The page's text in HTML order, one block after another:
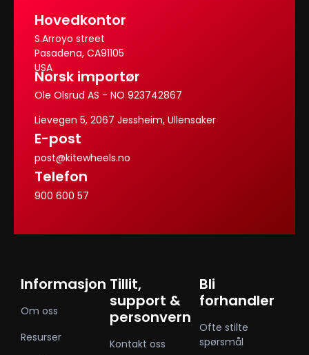
Hovedkontor
S.Arroyo street
Pasadena, CA91105
USA
Norsk importør
Ole Olsrud AS - NO 923742867
Lievegen 5, 2067 Jessheim, Ullensaker
E-post
post@kitewheels.no
Telefon
900 600 57
Informasjon
Om oss
Resurser
Tillit,
support &
personvern
Kontakt oss
Bli
forhandler
Ofte stilte
spørsmål